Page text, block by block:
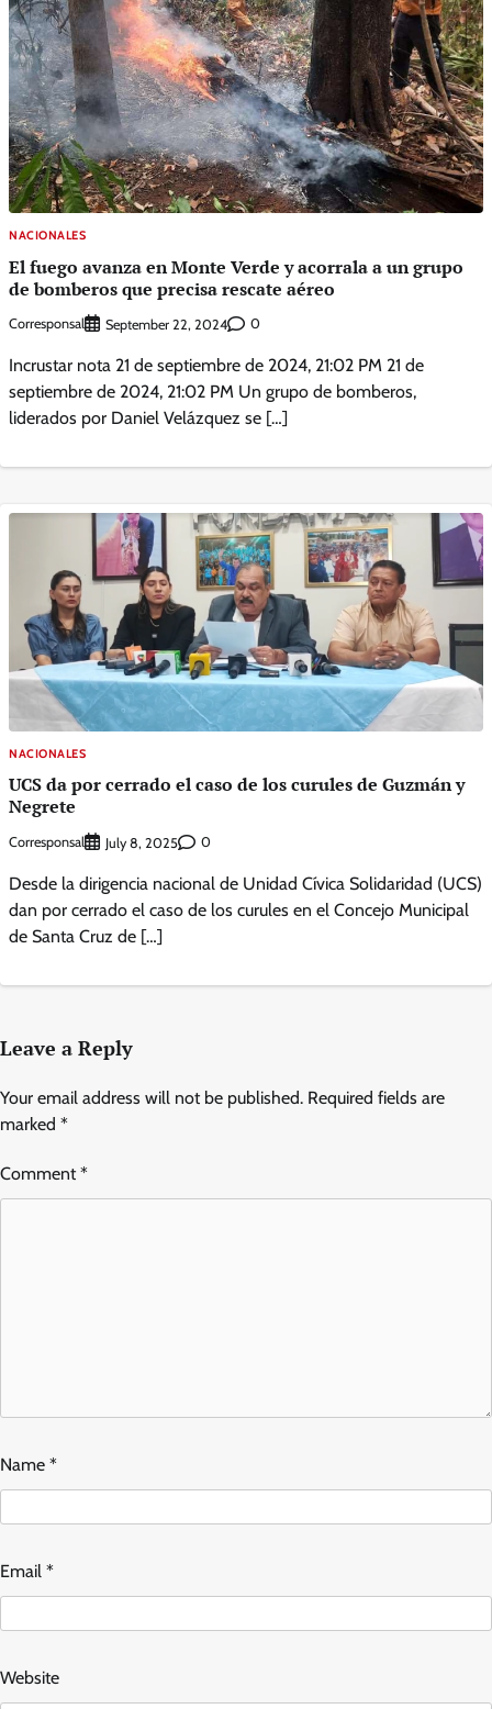
NACIONALES
El fuego avanza en Monte Verde y acorrala a un grupo
de bomberos que precisa rescate aéreo
Corresponsal September 22, 2024 0
Incrustar nota 21 de septiembre de 2024, 21:02 PM 21 de
septiembre de 2024, 21:02 PM Un grupo de bomberos,
liderados por Daniel Velázquez se […]
NACIONALES
UCS da por cerrado el caso de los curules de Guzmán y
Negrete
Corresponsal July 8, 2025 0
Desde la dirigencia nacional de Unidad Cívica Solidaridad (UCS)
dan por cerrado el caso de los curules en el Concejo Municipal
de Santa Cruz de […]
Leave a Reply
Your email address will not be published. Required fields are
marked *
Comment*
Name *
Email *
Website